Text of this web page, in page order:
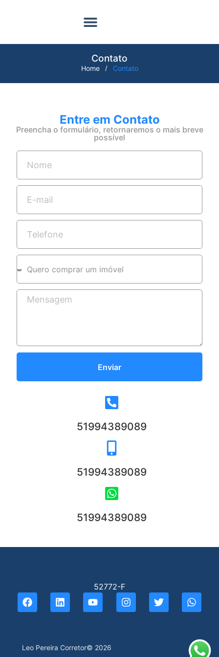
Contato
Home / Contato
Entre em Contato
Preencha o formulário, retornaremos o mais breve
possível
Enviar
51994389089
51994389089
51994389089
52772-F
Leo Pereira Corretor© 2026